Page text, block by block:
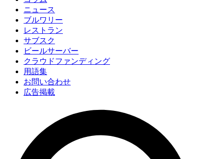
ニュース
ブルワリー
レストラン
サブスク
ビールサーバー
クラウドファンディング
用語集
お問い合わせ
広告掲載